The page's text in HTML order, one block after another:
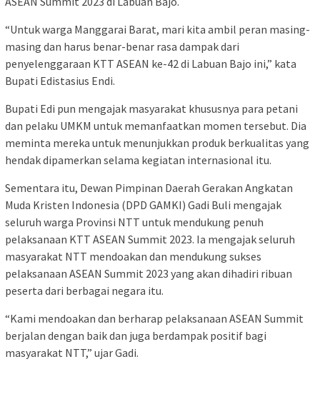
“Untuk warga Manggarai Barat, mari kita ambil peran masing-
masing dan harus benar-benar rasa dampak dari
penyelenggaraan KTT ASEAN ke-42 di Labuan Bajo ini,” kata
Bupati Edistasius Endi.
Bupati Edi pun mengajak masyarakat khususnya para petani
dan pelaku UMKM untuk memanfaatkan momen tersebut. Dia
meminta mereka untuk menunjukkan produk berkualitas yang
hendak dipamerkan selama kegiatan internasional itu.
Sementara itu, Dewan Pimpinan Daerah Gerakan Angkatan
Muda Kristen Indonesia (DPD GAMKI) Gadi Buli mengajak
seluruh warga Provinsi NTT untuk mendukung penuh
pelaksanaan KTT ASEAN Summit 2023. Ia mengajak seluruh
masyarakat NTT mendoakan dan mendukung sukses
pelaksanaan ASEAN Summit 2023 yang akan dihadiri ribuan
peserta dari berbagai negara itu.
“Kami mendoakan dan berharap pelaksanaan ASEAN Summit
berjalan dengan baik dan juga berdampak positif bagi
masyarakat NTT,” ujar Gadi.